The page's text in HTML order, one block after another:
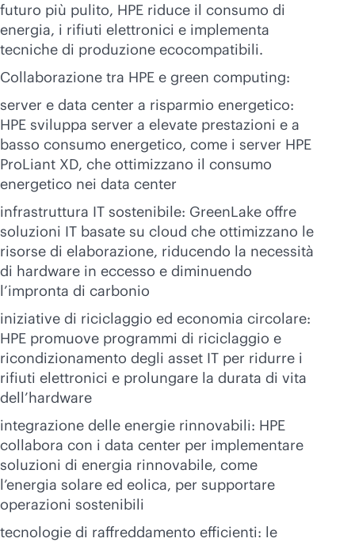
futuro più pulito, HPE riduce il consumo di
energia, i rifiuti elettronici e implementa
tecniche di produzione ecocompatibili.
Collaborazione tra HPE e green computing:
server e data center a risparmio energetico:
HPE sviluppa server a elevate prestazioni e a
basso consumo energetico, come i server HPE
ProLiant XD, che ottimizzano il consumo
energetico nei data center
infrastruttura IT sostenibile: GreenLake offre
soluzioni IT basate su cloud che ottimizzano le
risorse di elaborazione, riducendo la necessità
di hardware in eccesso e diminuendo
l’impronta di carbonio
iniziative di riciclaggio ed economia circolare:
HPE promuove programmi di riciclaggio e
ricondizionamento degli asset IT per ridurre i
rifiuti elettronici e prolungare la durata di vita
dell’hardware
integrazione delle energie rinnovabili: HPE
collabora con i data center per implementare
soluzioni di energia rinnovabile, come
l’energia solare ed eolica, per supportare
operazioni sostenibili
tecnologie di raffreddamento efficienti: le